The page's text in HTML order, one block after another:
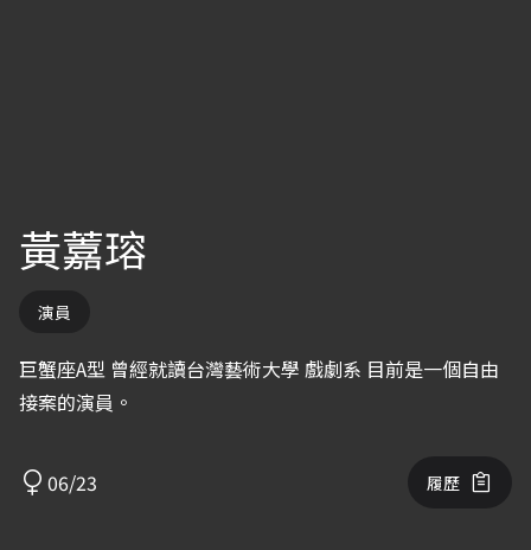
黃䕒瑢
演員
巨蟹座A型 曾經就讀台灣藝術大學 戲劇系 目前是一個自由
接案的演員。
06/23 履歷